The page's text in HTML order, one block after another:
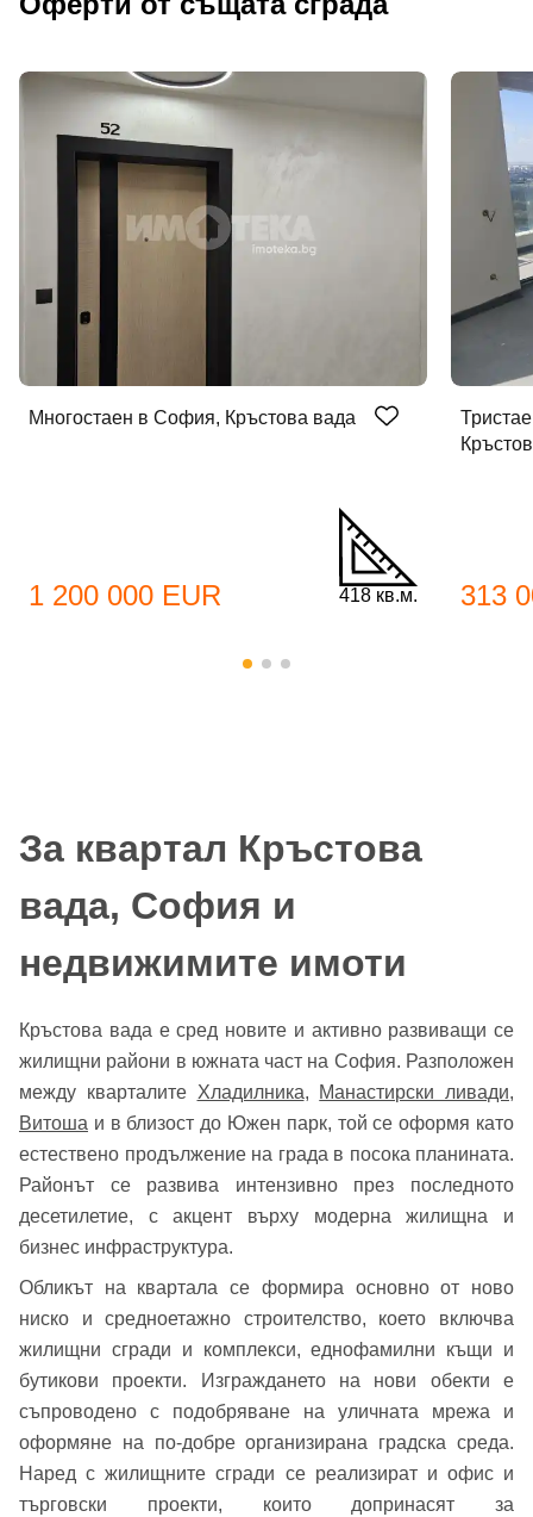
Многостаен в София, Кръстова вада
1 200 000 EUR 418 кв.м. 313
За квартал Кръстова
вада, София и
недвижимите имоти
Кръстова вада е сред новите и активно развиващи се
жилищни райони в южната част на София. Разположен
между кварталите Хладилника, Манастирски ливади,
Витоша и в близост до Южен парк, той се оформя като
естествено продължение на града в посока планината.
Районът се развива интензивно през последното
десетилетие, с акцент върху модерна жилищна и
бизнес инфраструктура.
Обликът на квартала се формира основно от ново
ниско и средноетажно строителство, което включва
жилищни сгради и комплекси, еднофамилни къщи и
бутикови проекти. Изграждането на нови обекти е
съпроводено с подобряване на уличната мрежа и
оформяне на по-добре организирана градска среда.
Наред с жилищните сгради се реализират и офис и
търговски проекти, които допринасят за